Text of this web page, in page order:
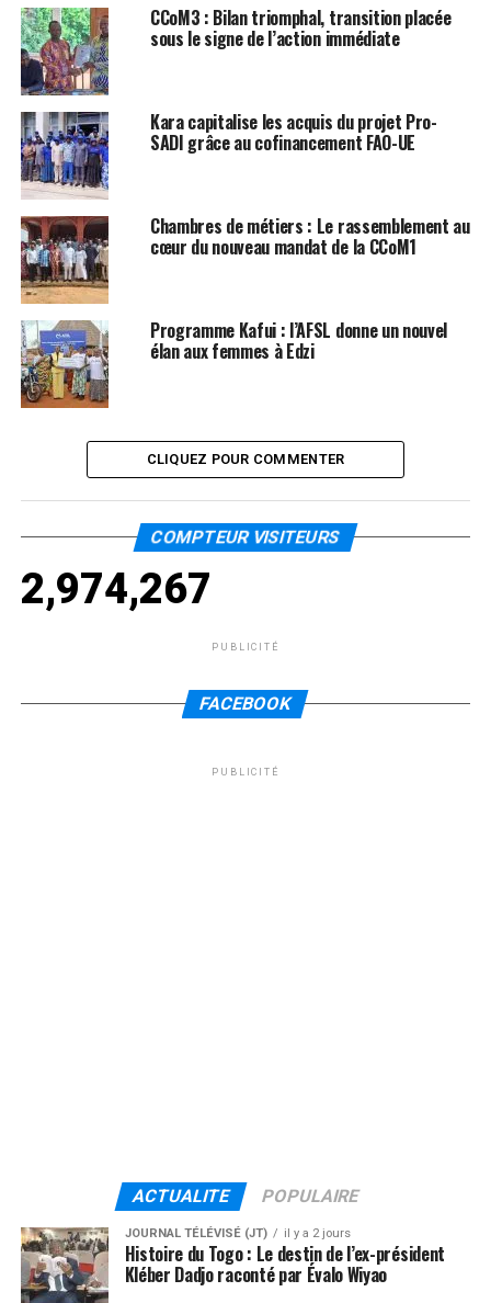
CCoM3 : Bilan triomphal, transition placée
sous le signe de l’action immédiate
Kara capitalise les acquis du projet Pro-
SADI grâce au cofinancement FAO-UE
Chambres de métiers : Le rassemblement au
cœur du nouveau mandat de la CCoM1
Programme Kafui : l’AFSL donne un nouvel
élan aux femmes à Edzi
CLIQUEZ POUR COMMENTER
COMPTEUR VISITEURS
2,974,267
PUBLICITÉ
FACEBOOK
PUBLICITÉ
ACTUALITE POPULAIRE
JOURNAL TÉLÉVISÉ (JT) il y a 2 jours
Histoire du Togo : Le destin de l’ex-président
Kléber Dadjo raconté par Évalo Wiyao